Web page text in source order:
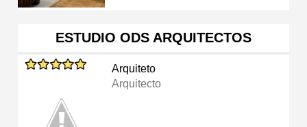
ESTUDIO ODS ARQUITECTOS
Arquiteto
Arquitecto